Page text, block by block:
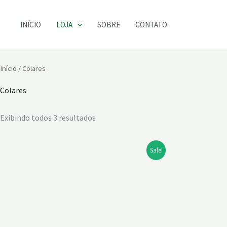
INÍCIO LOJA SOBRE CONTATO
Início / Colares
Colares
Exibindo todos 3 resultados
Sale!